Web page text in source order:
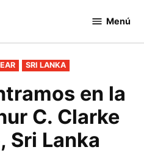
Menú
SRI LANKA
en la
C. Clarke
Sri Lanka